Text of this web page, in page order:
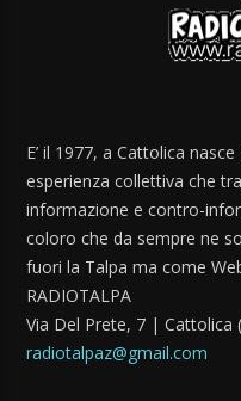
E’ il 1977, a Cattolica
esperienza collettiva che
informazione e contro-
coloro che da sempre ne
fuori la Talpa ma come
RADIOTALPA
Via Del Prete, 7 | Cattolica
radiotalpaz@gmail.com